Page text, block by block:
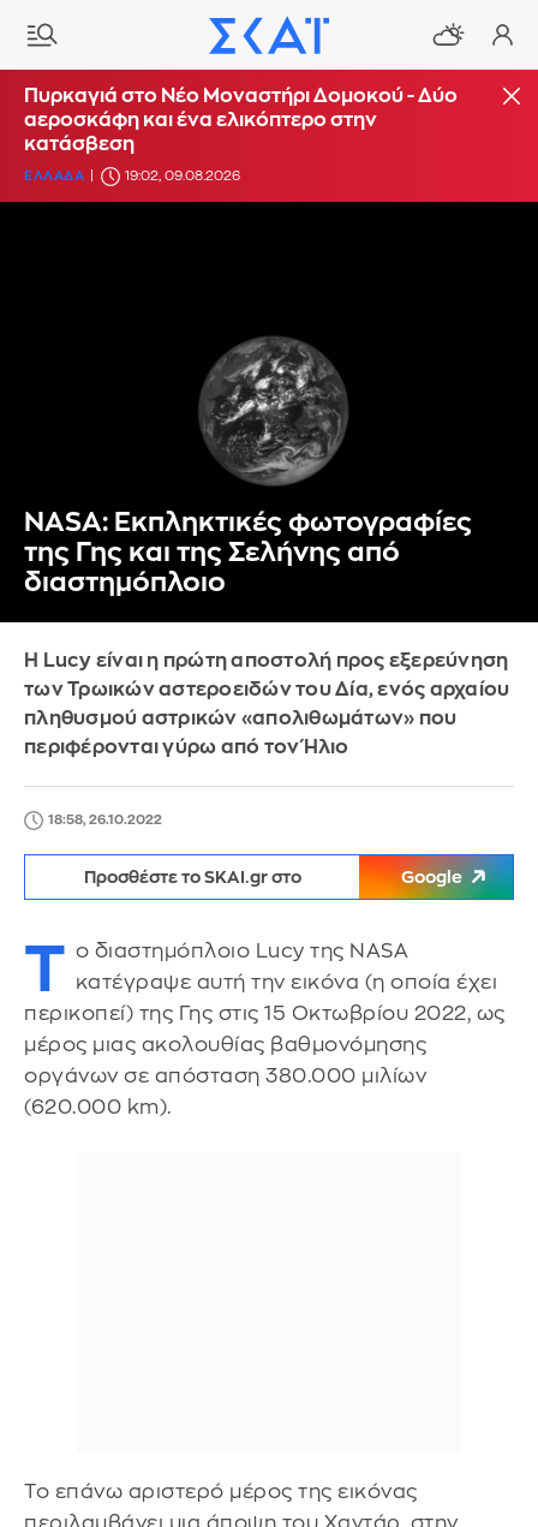
Πυρκαγιά στο Νέο Μοναστήρι Δομοκού - Δύο
αεροσκάφη και ένα ελικόπτερο στην
κατάσβεση
ΕΛΛΑΔΑ 19:02, 09.08.2026
NASA: Εκπληκτικές φωτογραφίες
της Γης και της Σελήνης από
διαστημόπλοιο
Η Lucy είναι η πρώτη αποστολή προς εξερεύνηση
των Τρωικών αστεροειδών του Δία, ενός αρχαίου
πληθυσμού αστρικών «απολιθωμάτων» που
περιφέρονται γύρω από τον Ήλιο
18:58, 26.10.2022
Προσθέστε το SKAI.gr στο Google
Τ ο διαστημόπλοιο Lucy της NASA
κατέγραψε αυτή την εικόνα (η οποία έχει
περικοπεί) της Γης στις 15 Οκτωβρίου 2022, ως
μέρος μιας ακολουθίας βαθμονόμησης
οργάνων σε απόσταση 380.000 μιλίων
(620.000 km).
Το επάνω αριστερό μέρος της εικόνας
περιλαμβάνει μια άποψη του Χαντάρ, στην